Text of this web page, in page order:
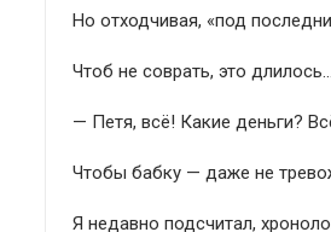
Но отходчивая, «под
Чтоб не соврать, это
— Петя, всё! Какие деньги?
Чтобы бабку — даже не
Я недавно подсчитал,